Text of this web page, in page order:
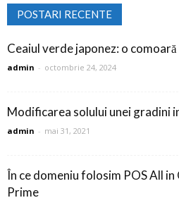
POSTARI RECENTE
Ceaiul verde japonez: o comoară
admin - octombrie 24, 2024
Modificarea solului unei gradini
admin - mai 31, 2021
În ce domeniu folosim POS All
Prime